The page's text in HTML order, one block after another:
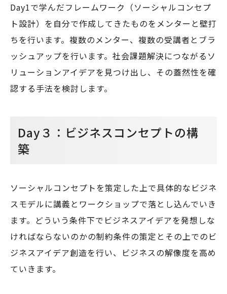
Day1で学んだフレームワーク（ソーシャルコンセプ
ト設計）を自分で作成してきたものをメンターと壁打
ちを行います。複数のメンター、複数の受講者とブラ
ッシュアップを行います。社会課題解決につながるソ
リューションアイデアを見つけ出し、その蓋然性を確
認する手法を検討します。
Day３：ビジネスコンセプトの構
築
ソーシャルコンセプトを策定した上で具体的なビジネ
スモデルに講義とワークショップで落とし込んでいき
ます。どういう条件下でビジネスアイデアを発想しな
ければならないのかの制約条件の策定とその上でのビ
ジネスアイデア創造を行い、ビジネスの解像度を高め
ていきます。